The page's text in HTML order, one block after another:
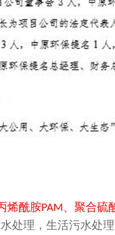
烯酰胺PAM、聚合硫
处理，生活污水处